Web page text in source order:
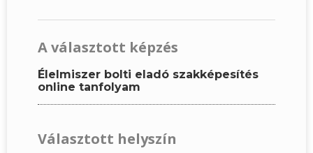
A választott képzés
Élelmiszer bolti eladó szakképesítés
online tanfolyam
Választott helyszín